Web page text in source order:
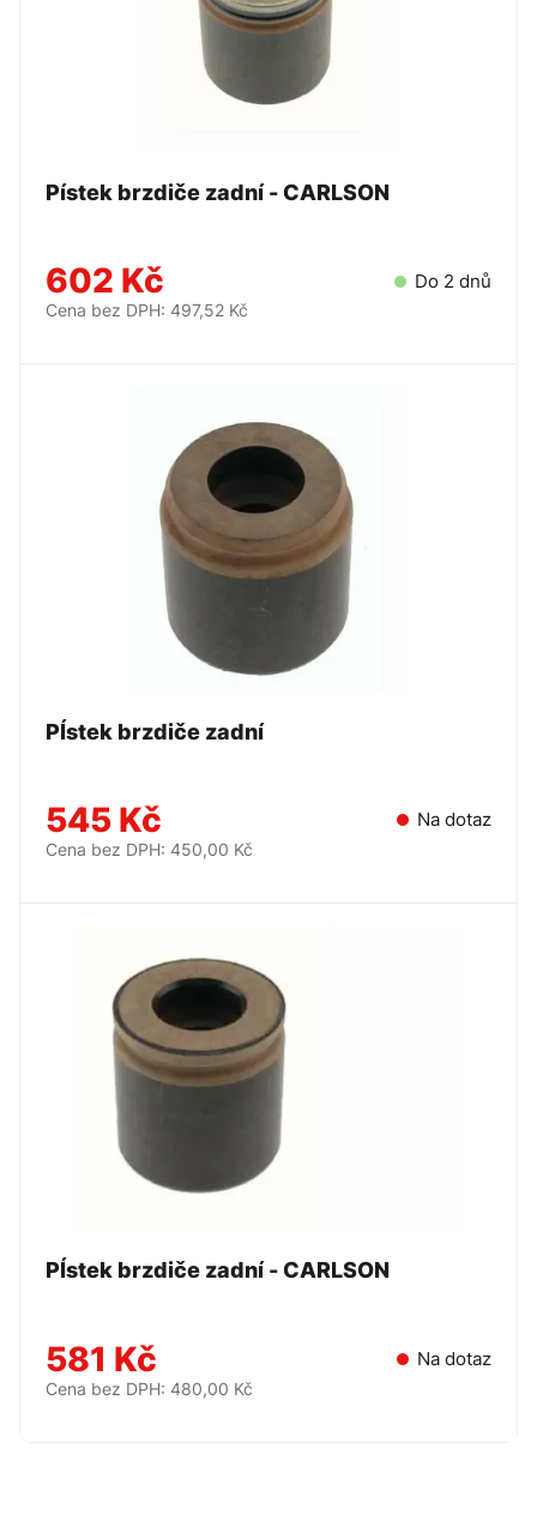
602 Kč Do 2 dnů
Cena bez DPH: 497,52 Kč
545 Kč Na dotaz
Cena bez DPH: 450,00 Kč
581 Kč Na dotaz
Cena bez DPH: 480,00 Kč